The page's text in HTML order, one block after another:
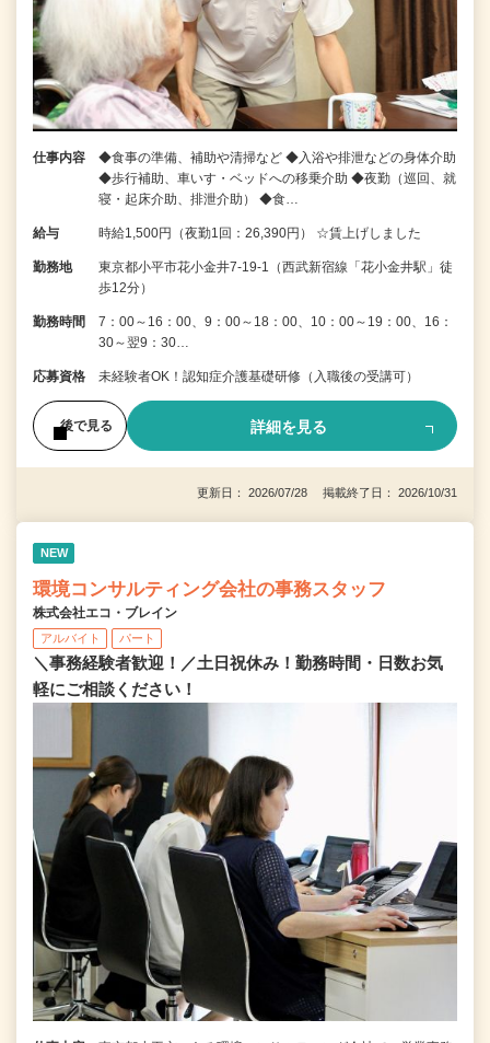
仕事内容
◆食事の準備、補助や清掃など ◆入浴や排泄などの身体介助
◆歩行補助、車いす・ベッドへの移乗介助 ◆夜勤（巡回、就
寝・起床介助、排泄介助） ◆食…
給与 時給1,500円（夜勤1回：26,390円） ☆賃上げしました
勤務地
東京都小平市花小金井7‐19‐1（西武新宿線「花小金井駅」徒
歩12分）
勤務時間
7：00～16：00、9：00～18：00、10：00～19：00、16：
30～翌9：30…
応募資格 未経験者OK！認知症介護基礎研修（入職後の受講可）
後で見る 詳細を見る
更新日： 2026/07/28 掲載終了日： 2026/10/31
NEW
環境コンサルティング会社の事務スタッフ
株式会社エコ・ブレイン
アルバイト パート
＼事務経験者歓迎！／土日祝休み！勤務時間・日数お気
軽にご相談ください！